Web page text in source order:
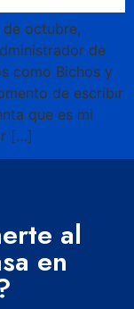
de octubre,
de
como Bichos y
de escribir
que es mi
[…]
al
en